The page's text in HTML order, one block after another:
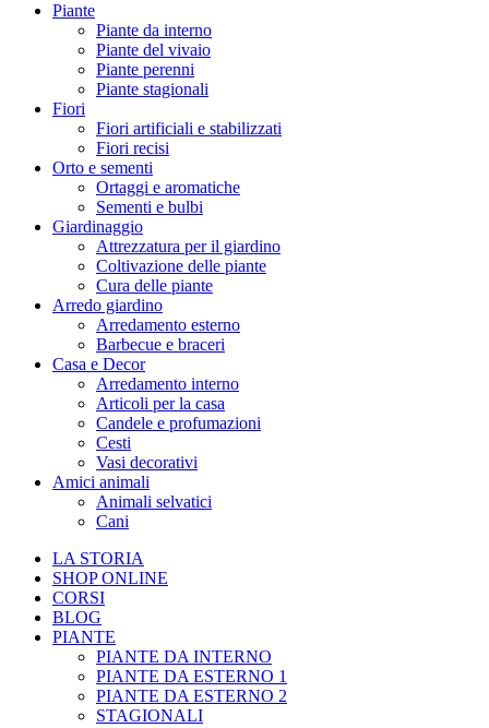
Piante
Piante da interno
Piante del vivaio
Piante perenni
Piante stagionali
Fiori
Fiori artificiali e stabilizzati
Fiori recisi
Orto e sementi
Ortaggi e aromatiche
Sementi e bulbi
Giardinaggio
Attrezzatura per il giardino
Coltivazione delle piante
Cura delle piante
Arredo giardino
Arredamento esterno
Barbecue e braceri
Casa e Decor
Arredamento interno
Articoli per la casa
Candele e profumazioni
Cesti
Vasi decorativi
Amici animali
Animali selvatici
Cani
LA STORIA
SHOP ONLINE
CORSI
BLOG
PIANTE
PIANTE DA INTERNO
PIANTE DA ESTERNO 1
PIANTE DA ESTERNO 2
STAGIONALI